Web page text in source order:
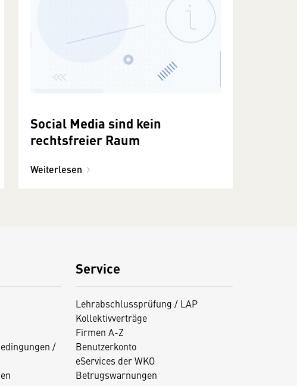
Social Media sind kein
rechtsfreier Raum
Weiterlesen
/
Service
Lehrabschlussprüfung / LAP
Kollektivverträge
Firmen A-Z
Benutzerkonto
eServices der WKO
Betrugswarnungen